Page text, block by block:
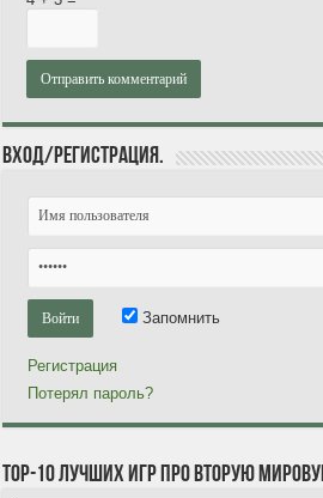
Вход/Регистрация.
Запомнить
Регистрация
Потерял пароль?
TOP-10 лучших игр про Вторую